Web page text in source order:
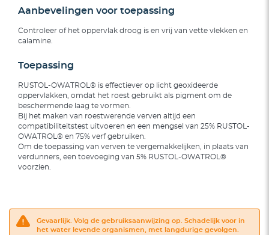
Aanbevelingen voor toepassing
Controleer of het oppervlak droog is en vrij van vette vlekken en
calamine.
Toepassing
RUSTOL-OWATROL® is effectiever op licht geoxideerde
oppervlakken, omdat het roest gebruikt als pigment om de
beschermende laag te vormen.
Bij het maken van roestwerende verven altijd een
compatibiliteitstest uitvoeren en een mengsel van 25% RUSTOL-
OWATROL® en 75% verf gebruiken.
Om de toepassing van verven te vergemakkelijken, in plaats van
verdunners, een toevoeging van 5% RUSTOL-OWATROL®
voorzien.
Gevaarlijk. Volg de gebruiksaanwijzing op. Schadelijk voor in
het water levende organismen, met langdurige gevolgen.